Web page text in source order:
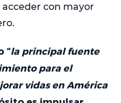
con mayor
“la principal fuente
para el
vidas en América